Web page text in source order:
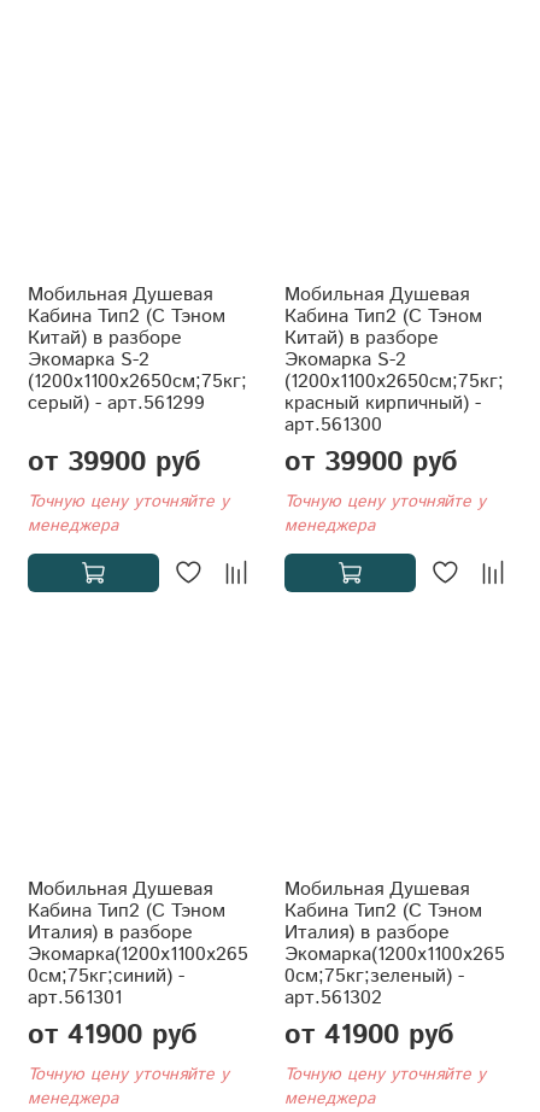
Мобильная Душевая
Кабина Тип2 (С Тэном
Китай) в разборе
Экомарка S-2
(1200x1100x2650см;75кг;
серый) - арт.561299
от 39900 руб
Точную цену уточняйте у
менеджера
Мобильная Душевая
Кабина Тип2 (С Тэном
Китай) в разборе
Экомарка S-2
(1200x1100x2650см;75кг;
красный кирпичный) -
арт.561300
от 39900 руб
Точную цену уточняйте у
менеджера
Мобильная Душевая
Кабина Тип2 (С Тэном
Италия) в разборе
Экомарка(1200x1100x265
0см;75кг;синий) -
арт.561301
от 41900 руб
Точную цену уточняйте у
менеджера
Мобильная Душевая
Кабина Тип2 (С Тэном
Италия) в разборе
Экомарка(1200x1100x265
0см;75кг;зеленый) -
арт.561302
от 41900 руб
Точную цену уточняйте у
менеджера